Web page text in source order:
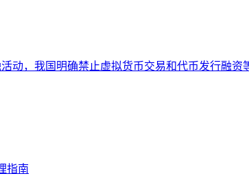
动，我国明确禁止虚拟货币交易和代币发行融
指南